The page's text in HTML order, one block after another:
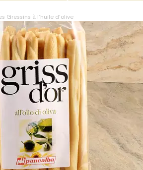
Gressins à l'huile d'olive